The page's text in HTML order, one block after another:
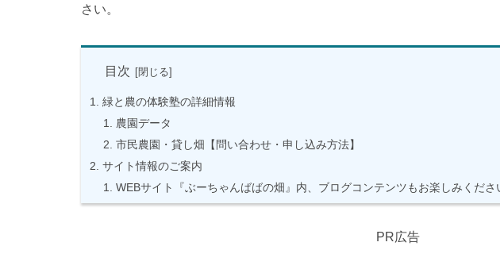
さい。
目次
緑と農の体験塾の詳細情報
農園データ
市民農園・貸し畑【問い合わせ・申し込み方法】
サイト情報のご案内
WEBサイト『ぶーちゃんばばの畑』内、ブログコンテンツもお楽しみくださ
PR広告